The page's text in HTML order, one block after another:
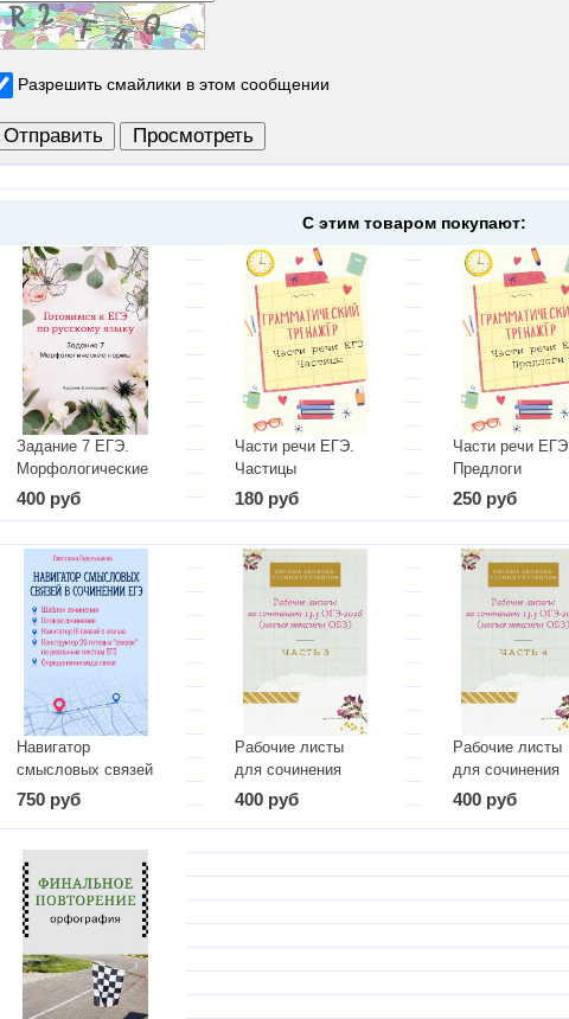
Разрешить смайлики в этом сообщении
С этим товаром покупают:
Задание 7 ЕГЭ.
Морфологические
нормы
400 руб
Части речи ЕГЭ.
Частицы
180 руб
Части речи ЕГЭ.
Предлоги
250 руб
Навигатор
смысловых связей
в сочинении ЕГЭ
750 руб
Рабочие листы
для сочинения
13.3 ОГЭ 2026 по
текстам из ОБЗ
400 руб
Рабочие листы
для сочинения
13.3 ОГЭ 2026
(новые тексты из
400 руб